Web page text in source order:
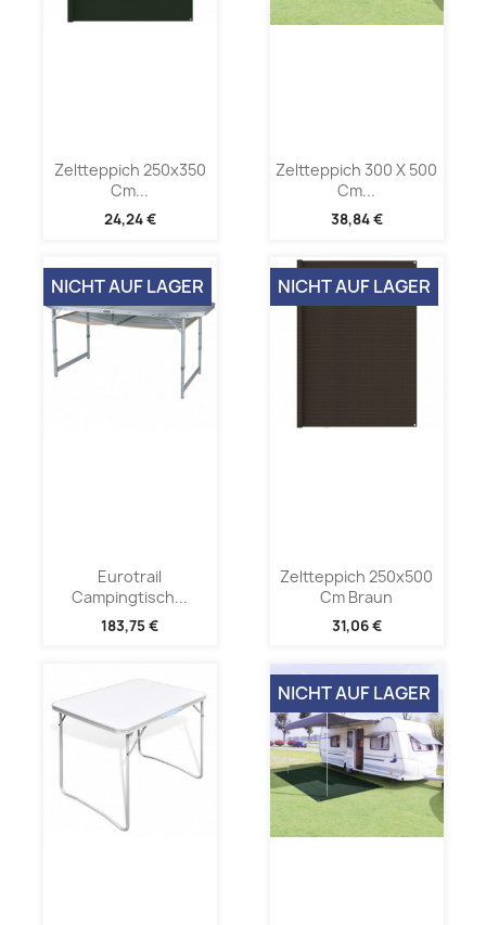
Zeltteppich 250x350
Cm...
24,24 €
Zeltteppich 300 X 500
Cm...
38,84 €
Eurotrail
Campingtisch...
183,75 €
NICHT AUF LAGER
Zeltteppich 250x500
Cm Braun
31,06 €
NICHT AUF LAGER
NICHT AUF LAGER